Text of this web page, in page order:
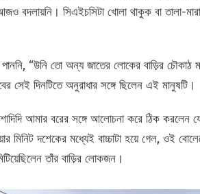
বদলায়নি। সিএইচসিটা খোলা থাকুক বা তালা-
“উনি তো অন্য জাতের লোকের বাড়ির চৌকাঠ
সেই দিনটিতে অনুরাধার সঙ্গে ছিলেন এই মানুষটি।
আমার বরের সঙ্গে আলোচনা করে ঠিক করলেন
দশেকের মধ্যেই বাচ্চাটা হয়ে গেল, ওই
তাঁর বাড়ির লোকজন।